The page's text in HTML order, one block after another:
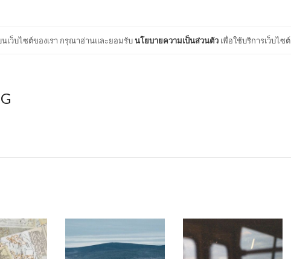
นเว็บไซต์ของเรา กรุณาอ่านและยอมรับนโยบายความเป็นส่วนตัว เพื่อใช้บริการเว็บไซต์